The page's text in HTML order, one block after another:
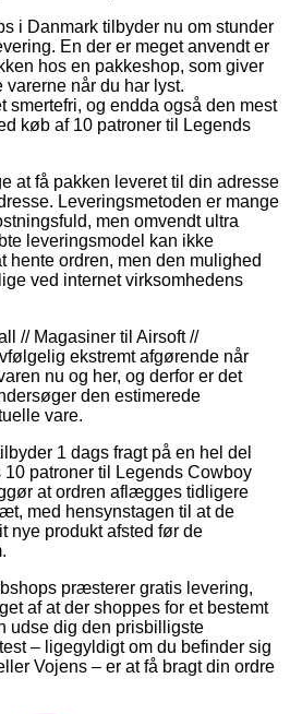
i Danmark tilbyder nu om stunder
En der er meget anvendt er
hos en pakkeshop, som giver
når du har lyst.
smertefri, og endda også den mest
køb af 10 patroner til Legends
at få pakken leveret til din adresse
Leveringsmetoden er mange
men omvendt ultra
leveringsmodel kan ikke
ordren, men den mulighed
ved internet virksomhedens
// Magasiner til Airsoft //
ekstremt afgørende når
nu og her, og derfor er det
den estimerede
vare.
1 dags fragt på en hel del
patroner til Legends Cowboy
at ordren aflægges tidligere
med hensynstagen til at de
nye produkt afsted før de
præsterer gratis levering,
af at der shoppes for et bestemt
udse dig den prisbilligste
– ligegyldigt om du befinder sig
Vojens – er at få bragt din ordre